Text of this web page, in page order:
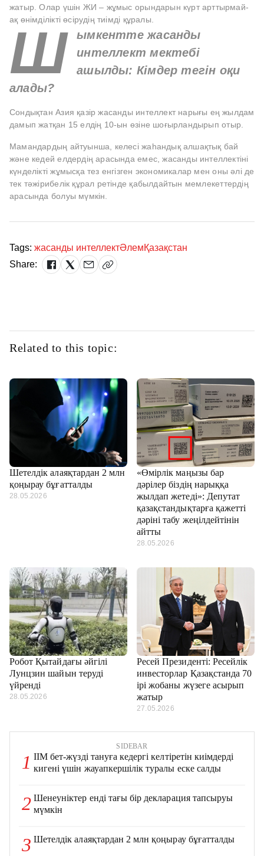
жатыр. Олар үшін ЖИ – жұмыс орындарын күрт арттырмай-
ақ өнімділікті өсірудің тиімді құралы.
Ш
ымкентте жасанды
интеллект мектебі
ашылды: Кімдер тегін оқи
алады?
Сондықтан Азия қазір жасанды интеллект нарығы ең жылдам
дамып жатқан 15 елдің 10-ын өзіне шоғырландырып отыр.
Мамандардың айтуынша, келесі жаһандық алшақтық бай
және кедей елдердің арасында емес, жасанды интеллектіні
күнделікті жұмысқа тез енгізген экономикалар мен оны әлі де
тек тәжірибелік құрал ретінде қабылдайтын мемлекеттердің
арасында болуы мүмкін.
Tags: жасанды интеллектӘлемҚазақстан
Share:
Related to this topic:
Шетелдік алаяқтардан 2 млн
қоңырау бұғатталды
28.05.2026
«Өмірлік маңызы бар
дәрілер біздің нарыққа
жылдап жетеді»: Депутат
қазақстандықтарға қажетті
дәріні табу жеңілдейтінін
айтты
28.05.2026
Робот Қытайдағы әйгілі
Лунцзин шайын теруді
үйренді
28.05.2026
Ресей Президенті: Ресейлік
инвесторлар Қазақстанда 70
ірі жобаны жүзеге асырып
жатыр
27.05.2026
SIDEBAR
1 ІІМ бет-жүзді тануға кедергі келтіретін киімдерді
кигені үшін жауапкершілік туралы еске салды
2 Шенеуніктер енді тағы бір декларация тапсыруы
мүмкін
3 Шетелдік алаяқтардан 2 млн қоңырау бұғатталды